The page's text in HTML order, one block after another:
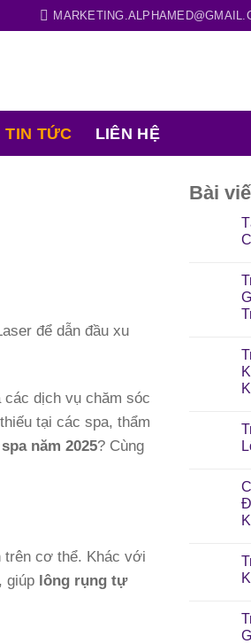
TIN TỨC LIÊN HỆ
để dẫn đầu xu
các dịch vụ chăm sóc
tại các spa, thẩm
năm 2025? Cùng
trên cơ thể. Khác với
, giúp lông rụng tự
Bài